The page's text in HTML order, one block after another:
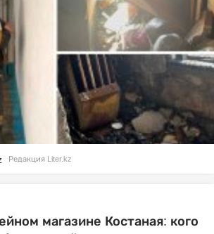
Редакция Liter.kz
магазине Костаная: кого